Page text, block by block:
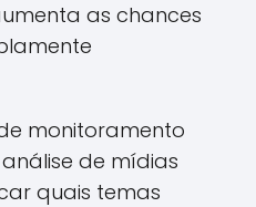
as chances
monitoramento
de mídias
quais temas